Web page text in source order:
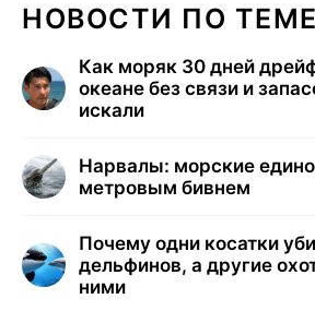
НОВОСТИ ПО
Как моряк 30 дней
океане без связи и
искали
Нарвалы: морские
метровым бивнем
Почему одни косатки
дельфинов, а другие
ними